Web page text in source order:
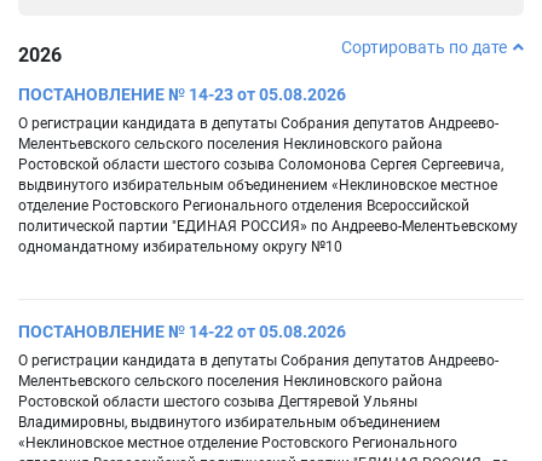
2026 Сортировать по дате
ПОСТАНОВЛЕНИЕ № 14-23 от 05.08.2026
О регистрации кандидата в депутаты Собрания депутатов Андреево-
Мелентьевского сельского поселения Неклиновского района
Ростовской области шестого созыва Соломонова Сергея Сергеевича,
выдвинутого избирательным объединением «Неклиновское местное
отделение Ростовского Регионального отделения Всероссийской
политической партии "ЕДИНАЯ РОССИЯ» по Андреево-Мелентьевскому
одномандатному избирательному округу №10
ПОСТАНОВЛЕНИЕ № 14-22 от 05.08.2026
О регистрации кандидата в депутаты Собрания депутатов Андреево-
Мелентьевского сельского поселения Неклиновского района
Ростовской области шестого созыва Дегтяревой Ульяны
Владимировны, выдвинутого избирательным объединением
«Неклиновское местное отделение Ростовского Регионального